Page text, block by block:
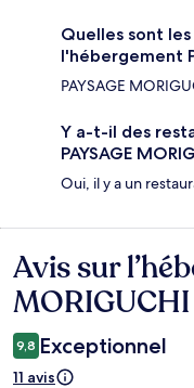
Quelles sont
l'hébergement
PAYSAGE
Y a-t-il des
PAYSAGE
Oui, il y a un
Avis
Avis sur
MORIGUCHI
9,8 Exceptionnel
11 avis